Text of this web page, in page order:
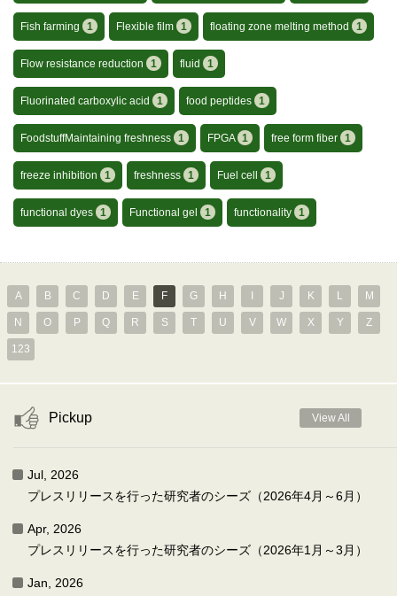
Fish farming 1 Flexible film 1 floating zone melting method 1
Flow resistance reduction 1 fluid 1
Fluorinated carboxylic acid 1 food peptides 1
FoodstuffMaintaining freshness 1 FPGA 1 free form fiber 1
freeze inhibition 1 freshness 1 Fuel cell 1
functional dyes 1 Functional gel 1 functionality 1
A B C D E F G H J K L M
N O P Q R S T U V W X Y Z
123
Pickup View All
Jul, 2026
プレスリリースを行った研究者のシーズ（2026年4月～6月）
Apr, 2026
プレスリリースを行った研究者のシーズ（2026年1月～3月）
Jan, 2026